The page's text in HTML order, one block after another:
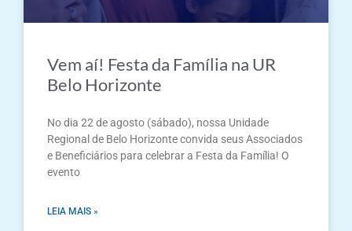
Vem aí! Festa da Família na UR
Belo Horizonte
No dia 22 de agosto (sábado), nossa Unidade
Regional de Belo Horizonte convida seus Associados
e Beneficiários para celebrar a Festa da Família! O
evento
LEIA MAIS »